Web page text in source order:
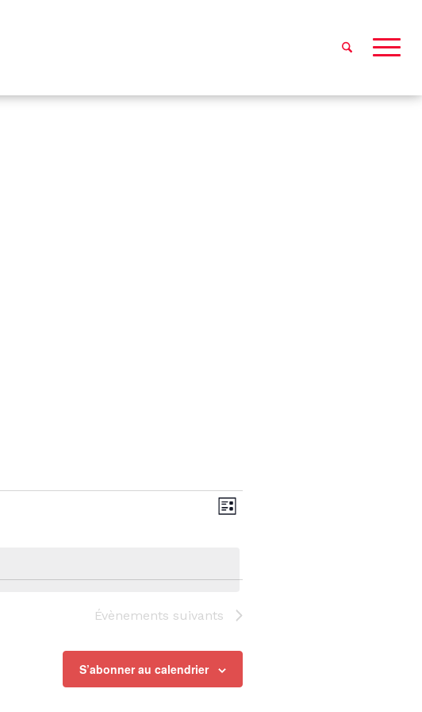
Navigation
par
consultations
Navigation
vues
Évènement
Liste
Évènements suivants
S’abonner au calendrier